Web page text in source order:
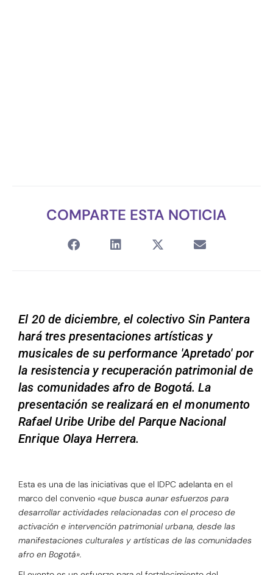
COMPARTE ESTA NOTICIA
El 20 de diciembre, el colectivo Sin Pantera
hará tres presentaciones artísticas y
musicales de su performance 'Apretado' por
la resistencia y recuperación patrimonial de
las comunidades afro de Bogotá. La
presentación se realizará en el monumento
Rafael Uribe Uribe del Parque Nacional
Enrique Olaya Herrera.
Esta es una de las iniciativas que el IDPC adelanta en el
marco del convenio «que busca aunar esfuerzos para
desarrollar actividades relacionadas con el proceso de
activación e intervención patrimonial urbana, desde las
manifestaciones culturales y artísticas de las comunidades
afro en Bogotá».